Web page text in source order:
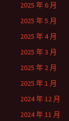
2025 年 6 月
2025 年 5 月
2025 年 4 月
2025 年 3 月
2025 年 2 月
2025 年 1 月
2024 年 12 月
2024 年 11 月